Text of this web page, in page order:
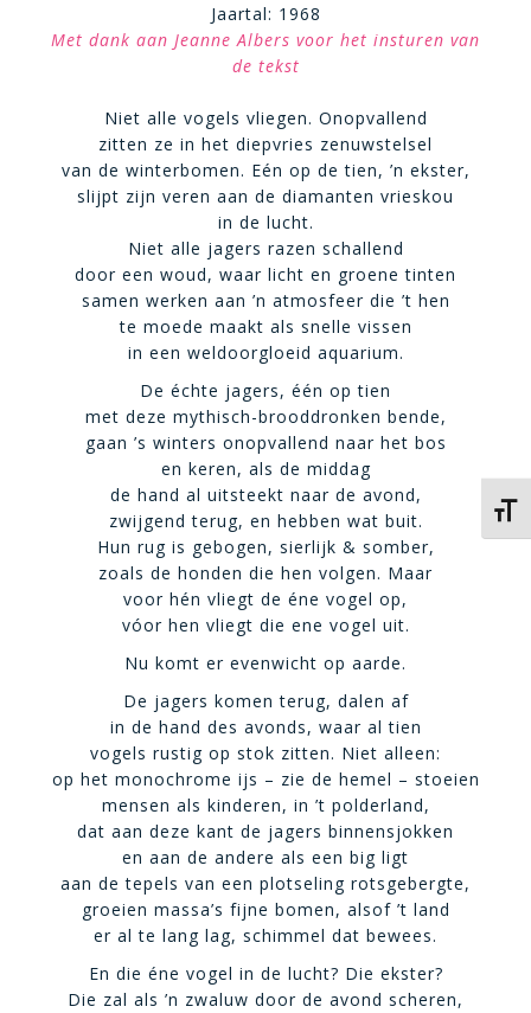
Jaartal: 1968
Met dank aan Jeanne Albers voor het insturen van
de tekst
Niet alle vogels vliegen. Onopvallend
zitten ze in het diepvries zenuwstelsel
van de winterbomen. Eén op de tien, ’n ekster,
slijpt zijn veren aan de diamanten vrieskou
in de lucht.
Niet alle jagers razen schallend
door een woud, waar licht en groene tinten
samen werken aan ’n atmosfeer die ’t hen
te moede maakt als snelle vissen
in een weldoorgloeid aquarium.
De échte jagers, één op tien
met deze mythisch-brooddronken bende,
gaan ’s winters onopvallend naar het bos
en keren, als de middag
de hand al uitsteekt naar de avond,
zwijgend terug, en hebben wat buit.
Hun rug is gebogen, sierlijk & somber,
zoals de honden die hen volgen. Maar
voor hén vliegt de éne vogel op,
vóor hen vliegt die ene vogel uit.
Nu komt er evenwicht op aarde.
De jagers komen terug, dalen af
in de hand des avonds, waar al tien
vogels rustig op stok zitten. Niet alleen:
op het monochrome ijs – zie de hemel – stoeien
mensen als kinderen, in ’t polderland,
dat aan deze kant de jagers binnensjokken
en aan de andere als een big ligt
aan de tepels van een plotseling rotsgebergte,
groeien massa’s fijne bomen, alsof ’t land
er al te lang lag, schimmel dat bewees.
En die éne vogel in de lucht? Die ekster?
Die zal als ’n zwaluw door de avond scheren,